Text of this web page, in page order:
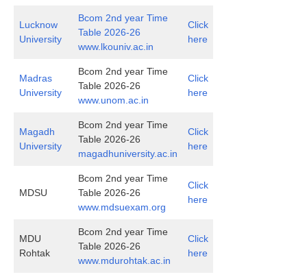
Lucknow
University
Bcom 2nd year Time
Table 2026-26
www.lkouniv.ac.in
Click
here
Madras
University
Bcom 2nd year Time
Table 2026-26
www.unom.ac.in
Click
here
Magadh
University
Bcom 2nd year Time
Table 2026-26
magadhuniversity.ac.in
Click
here
MDSU
Bcom 2nd year Time
Table 2026-26
www.mdsuexam.org
Click
here
MDU
Rohtak
Bcom 2nd year Time
Table 2026-26
www.mdurohtak.ac.in
Click
here